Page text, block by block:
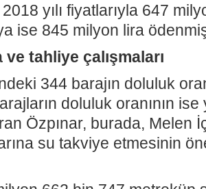
yılı fiyatlarıyla 647
ise 845 milyon lira
ve tahliye çalışmaları
344 barajın doluluk
doluluk oranının
Özpınar, burada, Melen
su takviye etmesinin